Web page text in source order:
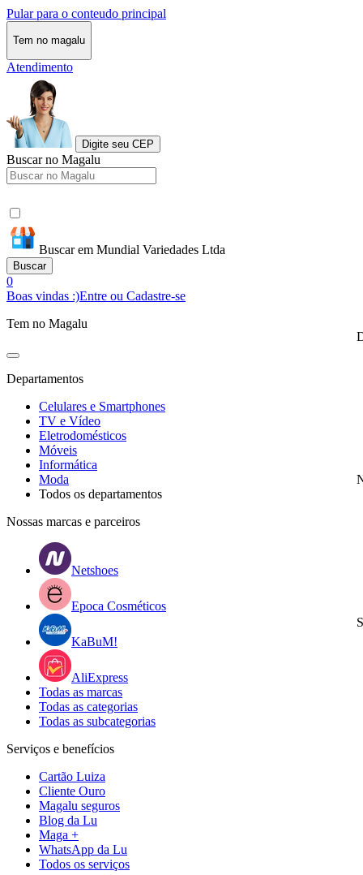
Pular para o conteudo principal
Tem no magalu
Atendimento
Digite seu CEP
Buscar no Magalu
Buscar em Mundial Variedades Ltda
Buscar
0
Boas vindas :)Entre ou Cadastre-se
Tem no Magalu
Departamentos
Celulares e Smartphones
TV e Vídeo
Eletrodomésticos
Móveis
Informática
Moda
Todos os departamentos
Nossas marcas e parceiros
Netshoes
Epoca Cosméticos
KaBuM!
AliExpress
Todas as marcas
Todas as categorias
Todas as subcategorias
Serviços e benefícios
Cartão Luiza
Cliente Ouro
Magalu seguros
Blog da Lu
Maga +
WhatsApp da Lu
Todos os serviços